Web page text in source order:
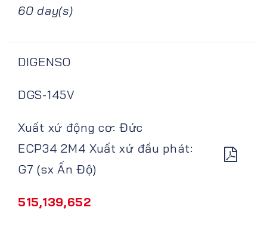
60 day(s)
DIGENSO
DGS-145V
Xuất xứ động cơ: Đức
ECP34 2M4 Xuất xứ đầu phát:
G7 (sx Ấn Độ)
515,139,652